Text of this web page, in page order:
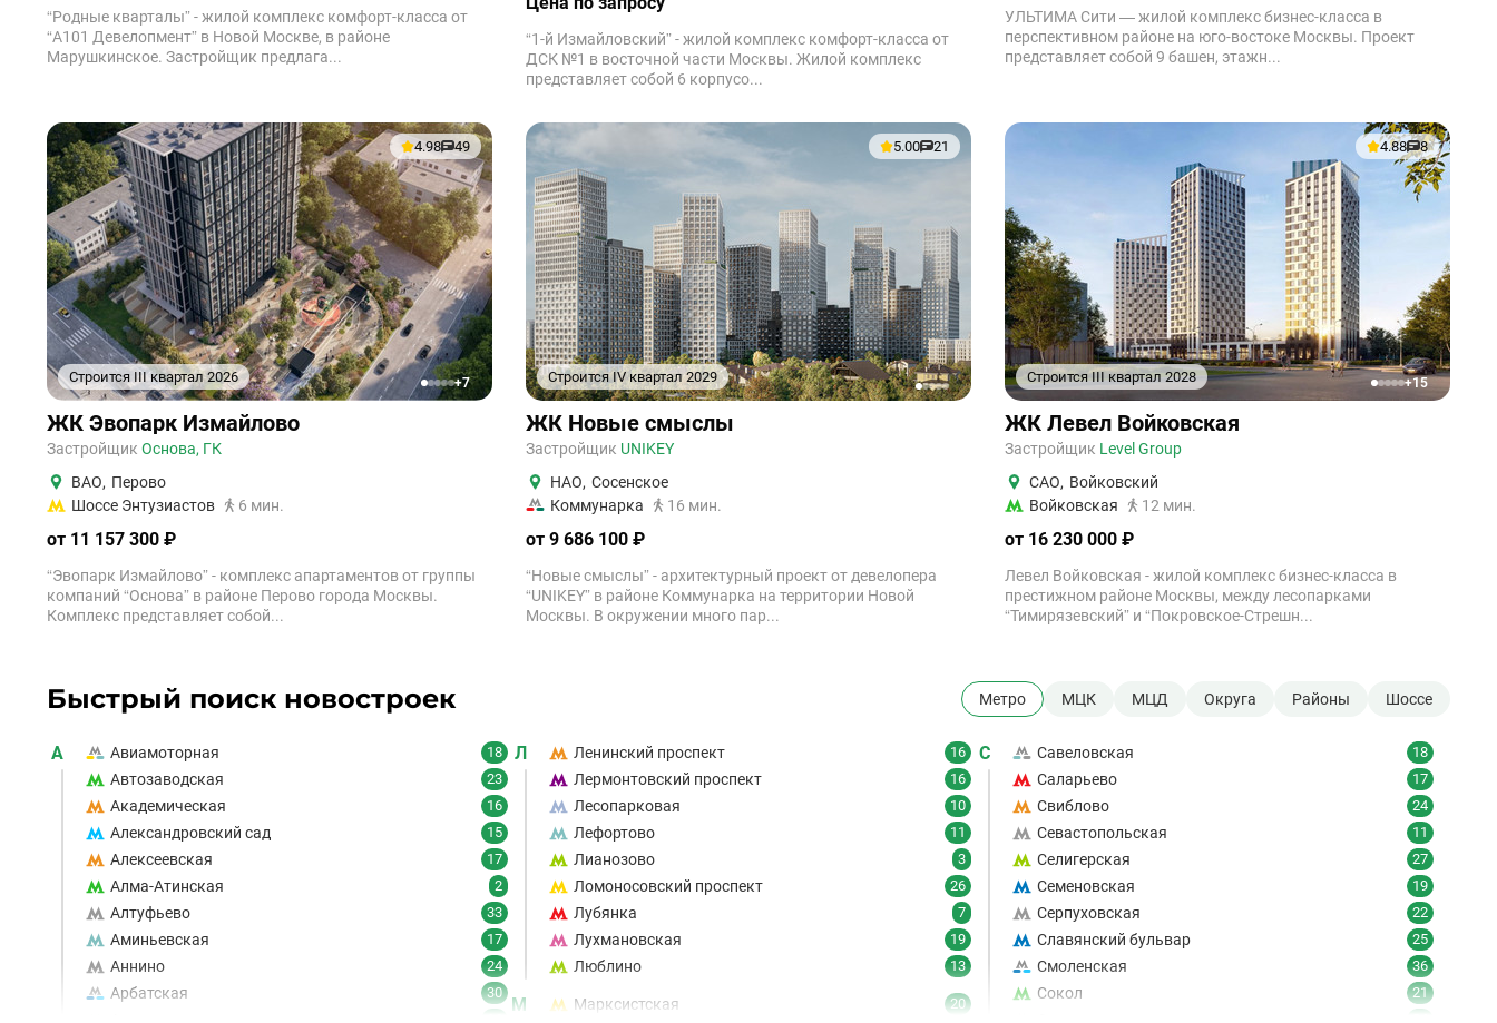
“Родные кварталы” - жилой комплекс комфорт-класса от
“А101 Девелопмент” в Новой Москве, в районе
Марушкинское. Застройщик предлага...
“1-й Измайловский” - жилой комплекс комфорт-класса от
ДСК №1 в восточной части Москвы. Жилой комплекс
представляет собой 6 корпусо...
УЛЬТИМА Сити — жилой комплекс бизнес-класса в
перспективном районе на юго-востоке Москвы. Проект
представляет собой 9 башен, этажн...
Строится III квартал 2026
4.98 49
12345+7
ЖК Эвопарк Измайлово
Застройщик Основа, ГК
ВАО, Перово
Шоссе Энтузиастов
6 мин.
от 11 157 300 ₽
“Эвопарк Измайлово” - комплекс апартаментов от группы
компаний “Основа” в районе Перово города Москвы.
Комплекс представляет собой...
Строится IV квартал 2029
5.00 21
12345
ЖК Новые смыслы
Застройщик UNIKEY
НАО, Сосенское
Коммунарка
16 мин.
от 9 686 100 ₽
“Новые смыслы” - архитектурный проект от девелопера
“UNIKEY” в районе Коммунарка на территории Новой
Москвы. В окружении много пар...
Строится III квартал 2028
4.88 8
12345+15
ЖК Левел Войковская
Застройщик Level Group
САО, Войковский
Войковская
12 мин.
от 16 230 000 ₽
Левел Войковская - жилой комплекс бизнес-класса в
престижном районе Москвы, между лесопарками
“Тимирязевский” и “Покровское-Стрешн...
Быстрый поиск новостроек Метро МЦК МЦД Округа Районы Шоссе
А Авиамоторная 18
Автозаводская 23
Академическая 16
Александровский сад 15
Алексеевская 17
Алма-Атинская 2
Алтуфьево 33
Аминьевская 17
Аннино 24
Арбатская 30
Л Ленинский проспект 16
Лермонтовский проспект 16
Лесопарковая 10
Лефортово 11
Лианозово 3
Ломоносовский проспект 26
Лубянка 7
Лухмановская 19
Люблино 13
М Марксистская 20
С Савеловская 18
Саларьево 17
Свиблово 24
Севастопольская 11
Селигерская 27
Семеновская 19
Серпуховская 22
Славянский бульвар 25
Смоленская 36
Сокол 21